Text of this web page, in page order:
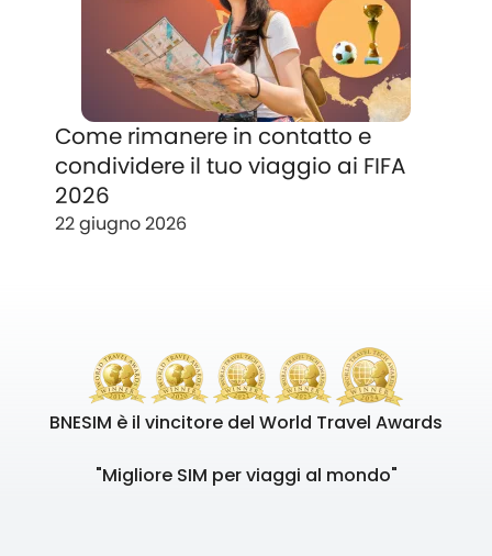
Come rimanere in contatto e
condividere il tuo viaggio ai FIFA
2026
22 giugno 2026
BNESIM è il vincitore del World Travel Awards
"Migliore SIM per viaggi al mondo"